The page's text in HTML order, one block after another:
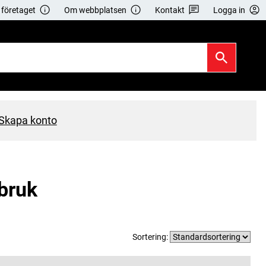
företaget Om webbplatsen Kontakt Logga in
konto
Sortering: